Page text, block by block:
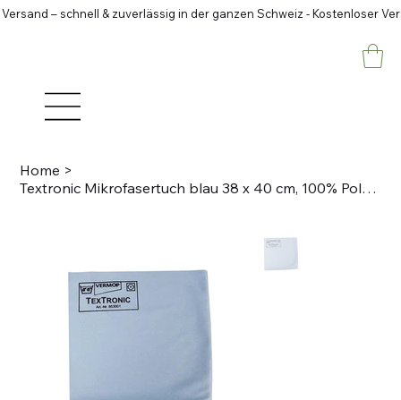
– schnell & zuverlässig in der ganzen Schweiz - Kostenloser
Home >
Textronic Mikrofasertuch blau 38 x 40 cm, 100% Polyester- Microfaser, 30g